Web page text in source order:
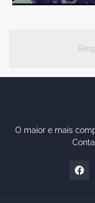
O maior e mais